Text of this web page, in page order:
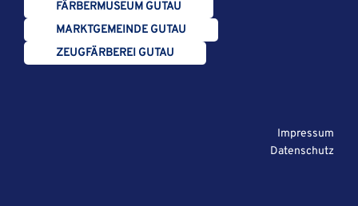
FÄRBERMUSEUM GUTAU
MARKTGEMEINDE GUTAU
ZEUGFÄRBEREI GUTAU
Impressum
Datenschutz